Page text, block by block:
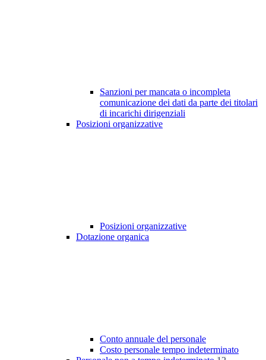
Sanzioni per mancata o incompleta
comunicazione dei dati da parte dei titolari
di incarichi dirigenziali
Posizioni organizzative
Posizioni organizzative
Dotazione organica
Conto annuale del personale
Costo personale tempo indeterminato